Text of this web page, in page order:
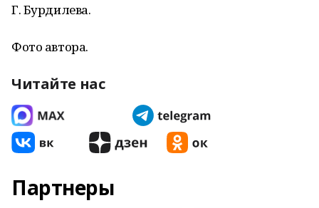
Г. Бурдилева.
Фото автора.
Читайте нас
Партнеры